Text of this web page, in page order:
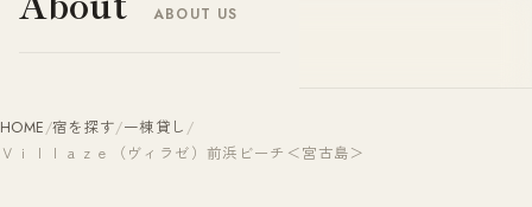
ABOUT US
HOME/宿を探す/一棟貸し /
Ｖｉｌｌａｚｅ（ヴィラゼ）前浜ビーチ＜宮古島＞